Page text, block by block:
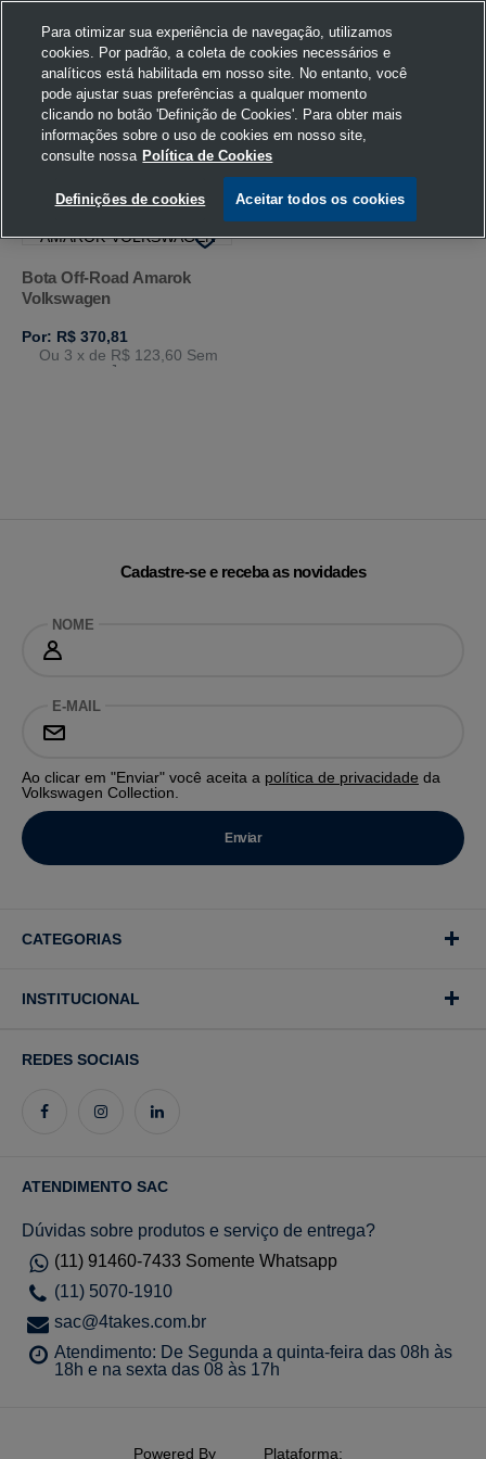
Home Volkswagen 37 Bege
FILTRAR Ordenar por
Bota Off-Road Amarok
Volkswagen
Por: R$ 370,81
Ou 3 x de R$ 123,60 Sem
Juros
Cadastre-se e receba as novidades
NOME
E-MAIL
Ao clicar em "Enviar" você aceita a política de privacidade da
Volkswagen Collection.
CATEGORIAS
INSTITUCIONAL
REDES SOCIAIS
ATENDIMENTO SAC
Dúvidas sobre produtos e serviço de entrega?
(11) 91460-7433 Somente Whatsapp
(11) 5070-1910
sac@4takes.com.br
Atendimento: De Segunda a quinta-feira das 08h às
18h e na sexta das 08 às 17h
Powered By Plataforma:
Para otimizar sua experiência de navegação, utilizamos
cookies. Por padrão, a coleta de cookies necessários e
analíticos está habilitada em nosso site. No entanto, você
pode ajustar suas preferências a qualquer momento
clicando no botão 'Definição de Cookies'. Para obter mais
informações sobre o uso de cookies em nosso site,
consulte nossa Política de Cookies
Definições de cookies Aceitar todos os cookies